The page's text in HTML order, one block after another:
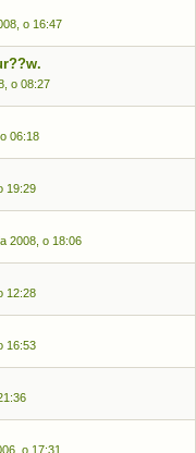
o 16:47
o 08:27
06:18
19:29
2008, o 18:06
12:28
16:53
o 17:31